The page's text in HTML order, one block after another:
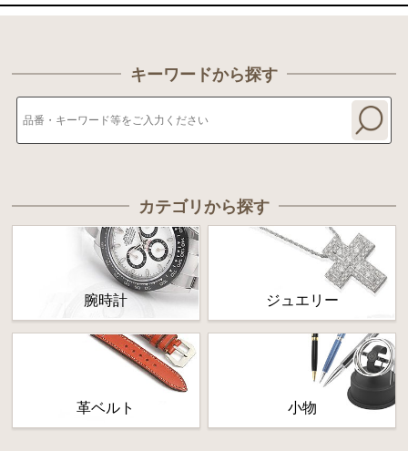
キーワードから探す
カテゴリから探す
腕時計 ジュエリー
革ベルト 小物